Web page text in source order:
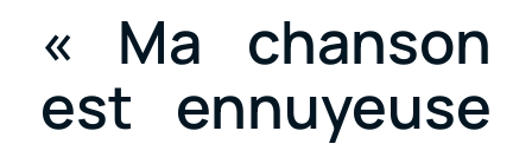
« Ma chanson
est ennuyeuse